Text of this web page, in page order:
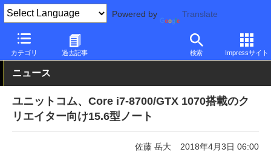
Powered by Translate
カテゴリ 過去記事 検索 Impressサイト
PC Watch パソコン/タブレット/スマートフォン ノートパソコン
ニュース
ユニットコム、Core i7-8700/GTX 1070搭載のク
リエイター向け15.6型ノート
佐藤 岳大 2018年4月3日 06:00